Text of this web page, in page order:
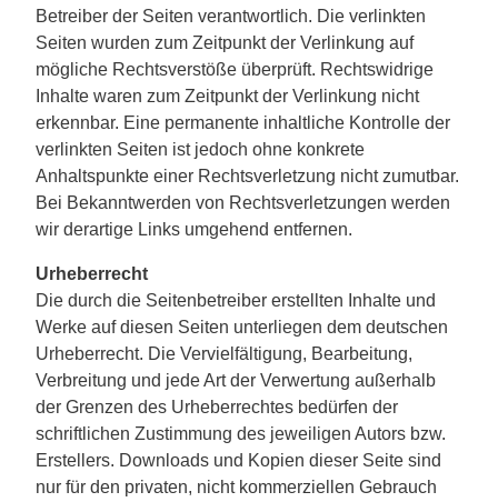
Betreiber der Seiten verantwortlich. Die verlinkten
Seiten wurden zum Zeitpunkt der Verlinkung auf
mögliche Rechtsverstöße überprüft. Rechtswidrige
Inhalte waren zum Zeitpunkt der Verlinkung nicht
erkennbar. Eine permanente inhaltliche Kontrolle der
verlinkten Seiten ist jedoch ohne konkrete
Anhaltspunkte einer Rechtsverletzung nicht zumutbar.
Bei Bekanntwerden von Rechtsverletzungen werden
wir derartige Links umgehend entfernen.
Urheberrecht
Die durch die Seitenbetreiber erstellten Inhalte und
Werke auf diesen Seiten unterliegen dem deutschen
Urheberrecht. Die Vervielfältigung, Bearbeitung,
Verbreitung und jede Art der Verwertung außerhalb
der Grenzen des Urheberrechtes bedürfen der
schriftlichen Zustimmung des jeweiligen Autors bzw.
Erstellers. Downloads und Kopien dieser Seite sind
nur für den privaten, nicht kommerziellen Gebrauch